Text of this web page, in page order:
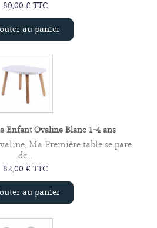
80,00 € TTC
au panier
Enfant Ovaline Blanc 1-4 ans
Ma Première table se pare
de...
82,00 € TTC
au panier